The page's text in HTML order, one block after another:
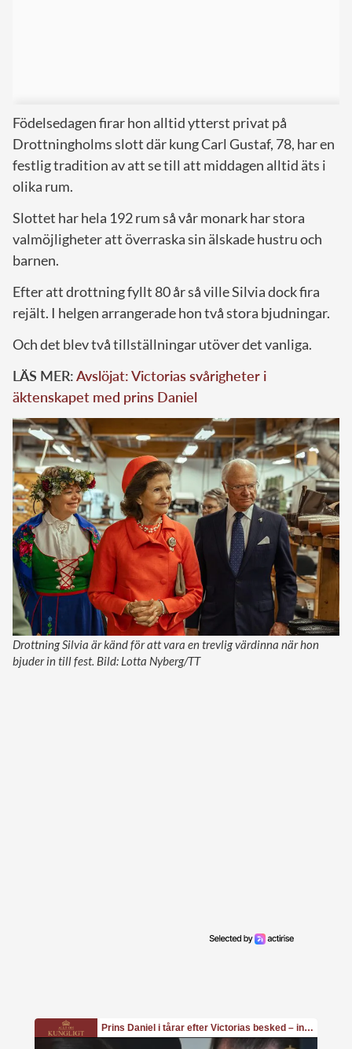
Födelsedagen firar hon alltid ytterst privat på
Drottningholms slott där kung Carl Gustaf, 78, har en
festlig tradition av att se till att middagen alltid äts i
olika rum.
Slottet har hela 192 rum så vår monark har stora
valmöjligheter att överraska sin älskade hustru och
barnen.
Efter att drottning fyllt 80 år så ville Silvia dock fira
rejält. I helgen arrangerade hon två stora bjudningar.
Och det blev två tillställningar utöver det vanliga.
LÄS MER:Avslöjat: Victorias svårigheter i
äktenskapet med prins Daniel
Drottning Silvia är känd för att vara en trevlig värdinna när hon
bjuder in till fest. Bild: Lotta Nyberg/TT